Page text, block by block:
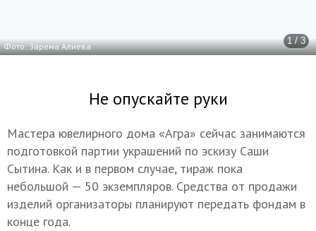
1 / 3
Фото: Зарема Алиева
Не опускайте руки
Мастера ювелирного дома «Агра» сейчас занимаются
подготовкой партии украшений по эскизу Саши
Сытина. Как и в первом случае, тираж пока
небольшой — 50 экземпляров. Средства от продажи
изделий организаторы планируют передать фондам в
конце года.